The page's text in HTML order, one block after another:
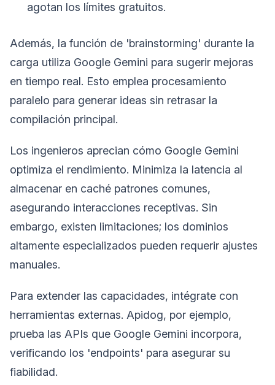
agotan los límites gratuitos.
Además, la función de 'brainstorming' durante la
carga utiliza Google Gemini para sugerir mejoras
en tiempo real. Esto emplea procesamiento
paralelo para generar ideas sin retrasar la
compilación principal.
Los ingenieros aprecian cómo Google Gemini
optimiza el rendimiento. Minimiza la latencia al
almacenar en caché patrones comunes,
asegurando interacciones receptivas. Sin
embargo, existen limitaciones; los dominios
altamente especializados pueden requerir ajustes
manuales.
Para extender las capacidades, intégrate con
herramientas externas. Apidog, por ejemplo,
prueba las APIs que Google Gemini incorpora,
verificando los 'endpoints' para asegurar su
fiabilidad.